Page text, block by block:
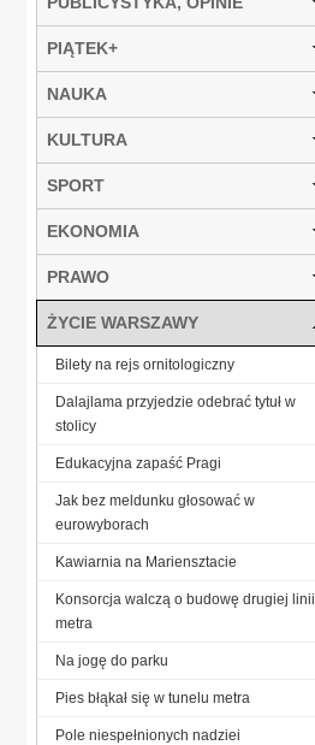
PIĄTEK+
NAUKA
KULTURA
SPORT
EKONOMIA
PRAWO
ŻYCIE WARSZAWY
Bilety na rejs ornitologiczny
Dalajlama przyjedzie odebrać tytuł w
stolicy
Edukacyjna zapaść Pragi
Jak bez meldunku głosować w
eurowyborach
Kawiarnia na Mariensztacie
Konsorcja walczą o budowę drugiej linii
metra
Na jogę do parku
Pies błąkał się w tunelu metra
Pole niespełnionych nadziei